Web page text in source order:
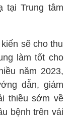
tại Trung tâm
sẽ cho thu
làm tốt cho
năm 2023,
dẫn, giám
thiều sớm về
bệnh trên vải